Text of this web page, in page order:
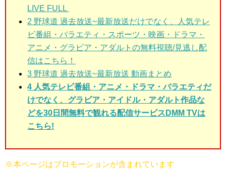
LIVE FULL
2 野球道過去放送~最新放送だけでなく、人気テレ
ビ番組・バラエティ・スポーツ・映画・ドラマ・
アニメ・グラビア・アダルトの無料視聴/見逃し配
信はこちら！
3 野球道 過去放送~最新放送 動画まとめ
4 人気テレビ番組・アニメ・ドラマ・バラエティだ
けでなく、グラビア・アイドル・アダルト作品な
どを30日間無料で観れる配信サービスDMM TVは
こちら!
※本ページはプロモーションが含まれています